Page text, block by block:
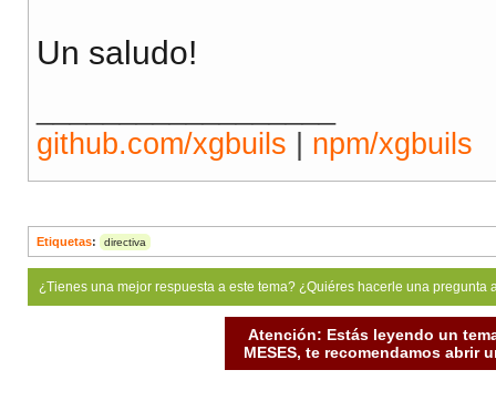
Un saludo!
github.com/xgbuils | npm/xgbuils
Etiquetas: directiva
¿Tienes una mejor respuesta a este tema? ¿Quiéres hacerle una
Atención: Estás leyendo un
MESES, te recomendamos abrir